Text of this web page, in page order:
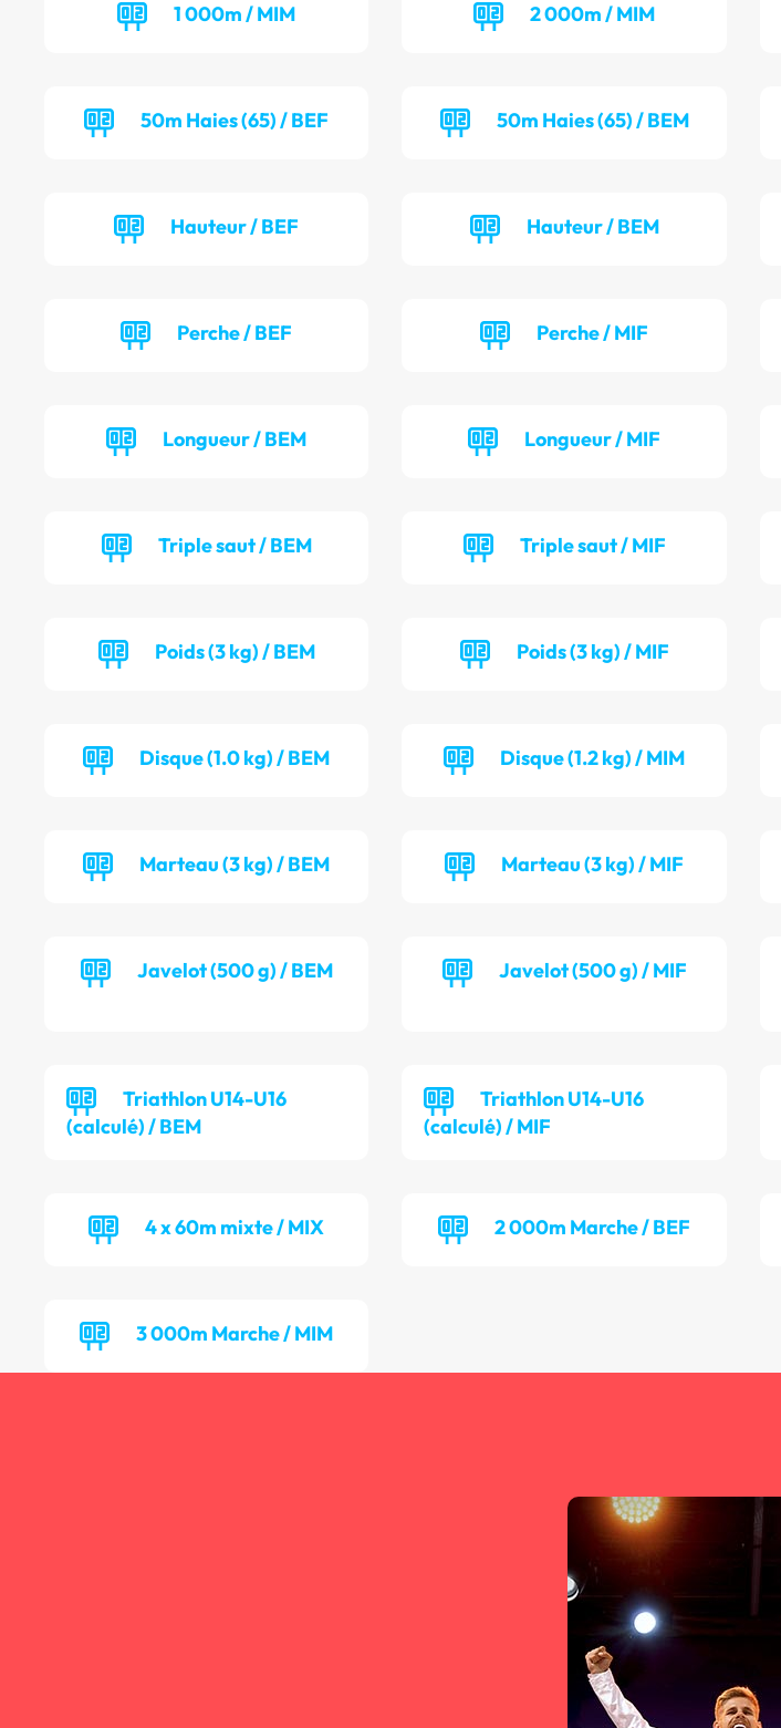
1 000m / MIM 2 000m / MIM
50m Haies (65) / BEF 50m Haies (65) / BEM
Hauteur / BEF Hauteur / BEM
Perche / BEF Perche / MIF
Longueur / BEM Longueur / MIF
Triple saut / BEM Triple saut / MIF
Poids (3 kg) / BEM Poids (3 kg) / MIF
Disque (1.0 kg) / BEM Disque (1.2 kg) / MIM
Marteau (3 kg) / BEM Marteau (3 kg) / MIF
Javelot (500 g) / BEM Javelot (500 g) / MIF
Triathlon U14-U16
(calculé) / BEM
Triathlon U14-U16
(calculé) / MIF
4 x 60m mixte / MIX 2 000m Marche / BEF
3 000m Marche / MIM